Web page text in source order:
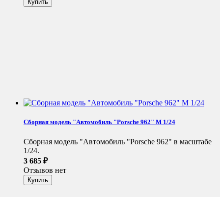
Сборная модель "Автомобиль "Porsche 962" М 1/24
Сборная модель "Автомобиль "Porsche 962" в масштабе
1/24.
3 685 ₽
Отзывов нет